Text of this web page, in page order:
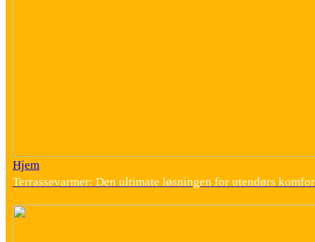
Hjem
Terrassevarmer: Den ultimate løsningen for utendørs